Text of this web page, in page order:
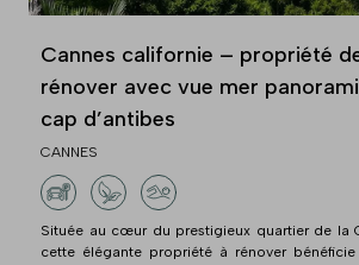
Cannes californie – propriété
rénover avec vue mer
cap d’antibes
CANNES
Située au cœur du prestigieux quartier de la
cette élégante propriété à rénover bénéficie